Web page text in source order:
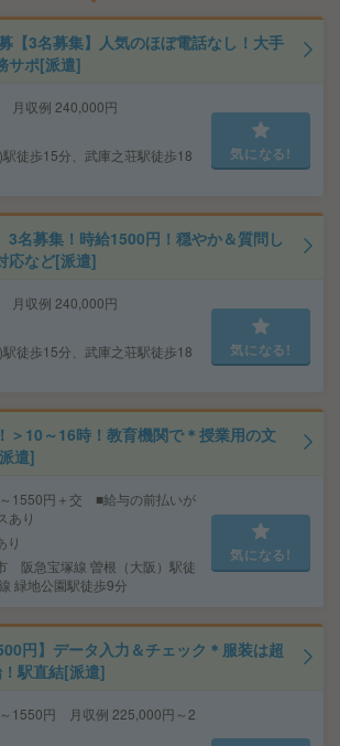
【3名募集】人気のほぼ電話なし！大手
サポ[派遣]
月収例 240,000円
徒歩15分、武庫之荘駅徒歩18
気になる!
3名募集！時給1500円！穏やか＆質問し
応など[派遣]
月収例 240,000円
徒歩15分、武庫之荘駅徒歩18
気になる!
＞10～16時！教育機関で＊授業用の文
遣]
1550円＋交 ■給与の前払いが
あり
り
阪急宝塚線 曽根（大阪）駅徒
緑地公園駅徒歩9分
気になる!
円】データ入力＆チェック＊服装は超
駅直結[派遣]
1550円 月収例 225,000円～2